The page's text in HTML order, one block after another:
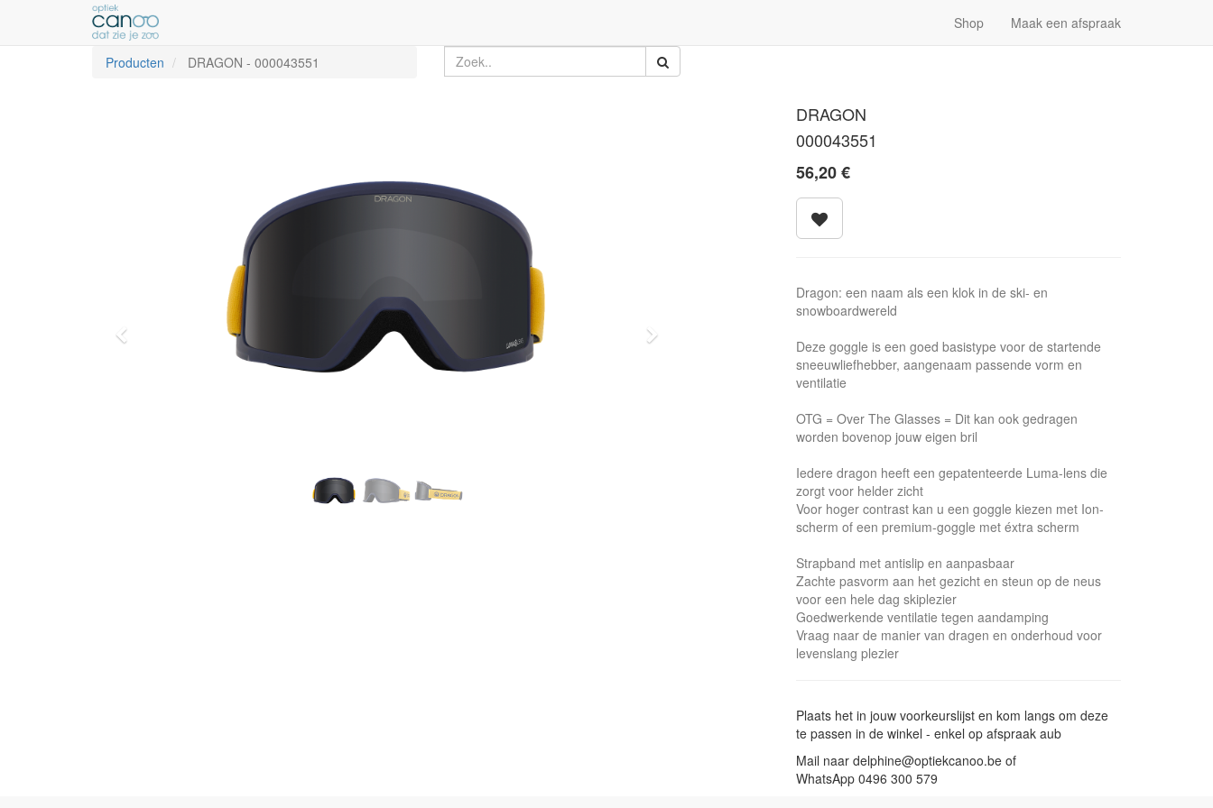
Shop Maak een afspraak
Producten DRAGON - 000043551
Volgende
DRAGON
000043551
56,20€
Dragon: een naam als een klok in de ski- en
snowboardwereld
Deze goggle is een goed basistype voor de startende
sneeuwliefhebber, aangenaam passende vorm en
ventilatie
OTG = Over The Glasses = Dit kan ook gedragen
worden bovenop jouw eigen bril
Iedere dragon heeft een gepatenteerde Luma-lens die
zorgt voor helder zicht
Voor hoger contrast kan u een goggle kiezen met Ion-
scherm of een premium-goggle met éxtra scherm
Strapband met antislip en aanpasbaar
Zachte pasvorm aan het gezicht en steun op de neus
voor een hele dag skiplezier
Goedwerkende ventilatie tegen aandamping
Vraag naar de manier van dragen en onderhoud voor
levenslang plezier
Plaats het in jouw voorkeurslijst en kom langs om deze
te passen in de winkel - enkel op afspraak aub
Mail naar delphine@optiekcanoo.be of
WhatsApp 0496 300 579